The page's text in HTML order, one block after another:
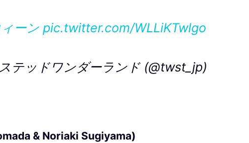
ーン pic.twitter.com/WLLiKTwlgo
テッドワンダーランド (@twst_jp)
& Noriaki Sugiyama)